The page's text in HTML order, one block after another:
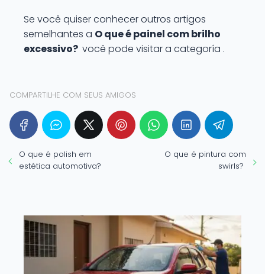
Se você quiser conhecer outros artigos
semelhantes a O que é painel com brilho
excessivo? você pode visitar a categoría .
COMPARTILHE COM SEUS AMIGOS
O que é polish em
estética automotiva?
O que é pintura com
swirls?